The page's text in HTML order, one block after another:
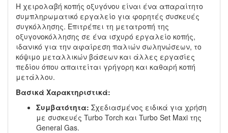
Η χειρολαβή κοπής οξυγόνου είναι ένα απαραίτητο
συμπληρωματικό εργαλείο για φορητές συσκευές
συγκόλλησης. Επιτρέπει τη μετατροπή της
οξυγονοκόλλησης σε ένα ισχυρό εργαλείο κοπής,
ιδανικό για την αφαίρεση παλιών σωληνώσεων, το
κόψιμο μεταλλικών βάσεων και άλλες εργασίες
πεδίου όπου απαιτείται γρήγορη και καθαρή κοπή
μετάλλου.
Βασικά Χαρακτηριστικά:
Συμβατότητα: Σχεδιασμένος ειδικά για χρήση
με συσκευές Turbo Torch και Turbo Set Maxi της
General Gas.